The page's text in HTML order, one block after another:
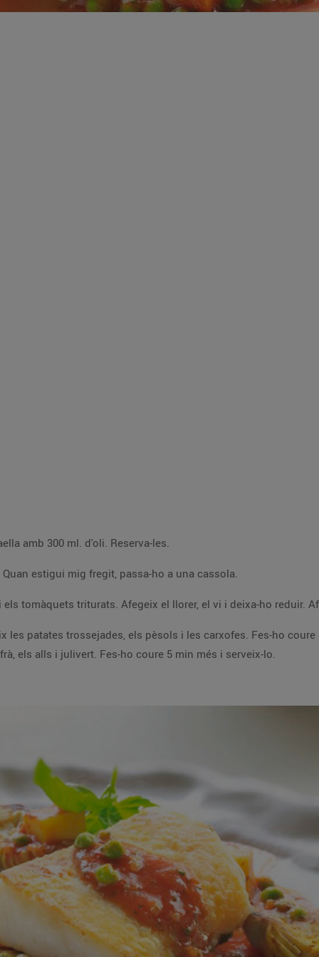
Trosseja les carxofes i fregeix-les en una paella amb 300 ml. d'oli. Reserva-les.
En el mateix oli, fregeix el bacallà enfarinat. Quan estigui mig fregit, passa-ho a una cassola.
En el
durs tallats en dos i una picada feta amb el safrà, els alls i julivert. Fes-ho coure 5 min més i serveix-lo.